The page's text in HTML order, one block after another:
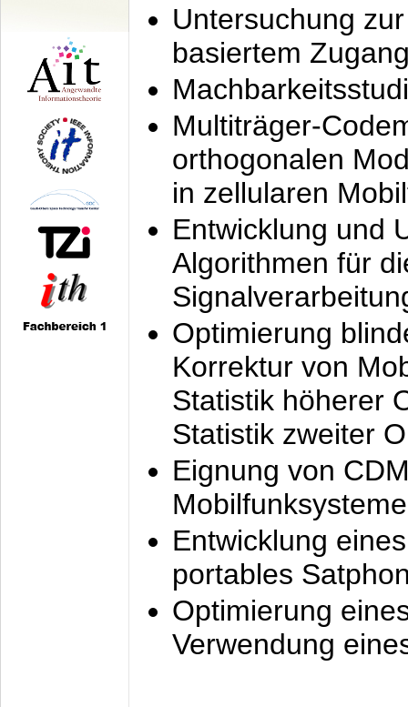
Untersuchung
basiertem
Multiträger-
orthogonalen
in zellularen
Entwicklung und
Algorithmen für
Optimierung
Korrektur von
Statistik höherer
Statistik zweiter
Eignung von
Mobilfunksysteme
Entwicklung
portables
Optimierung
Verwendung